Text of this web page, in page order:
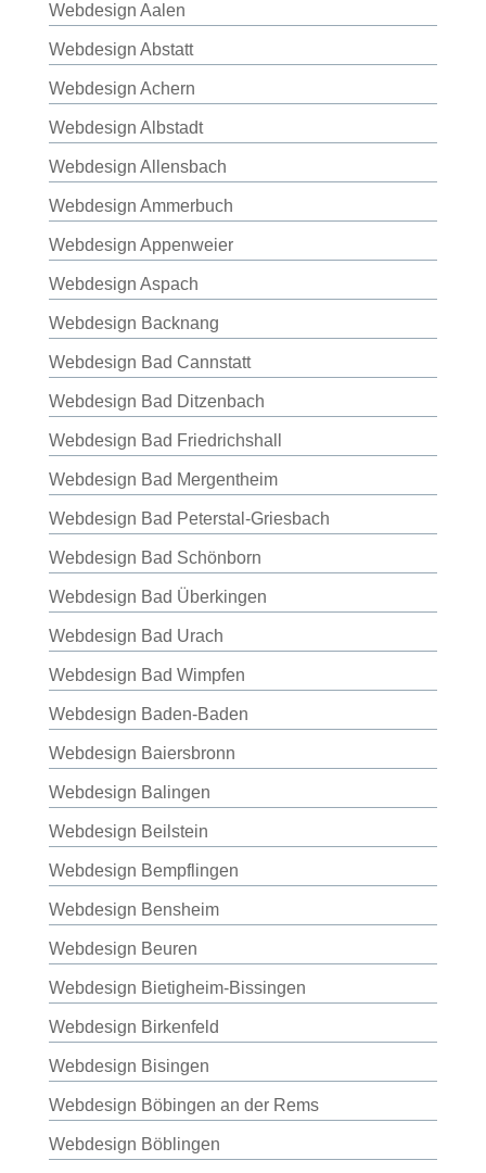
Webdesign Aalen
Webdesign Abstatt
Webdesign Achern
Webdesign Albstadt
Webdesign Allensbach
Webdesign Ammerbuch
Webdesign Appenweier
Webdesign Aspach
Webdesign Backnang
Webdesign Bad Cannstatt
Webdesign Bad Ditzenbach
Webdesign Bad Friedrichshall
Webdesign Bad Mergentheim
Webdesign Bad Peterstal-Griesbach
Webdesign Bad Schönborn
Webdesign Bad Überkingen
Webdesign Bad Urach
Webdesign Bad Wimpfen
Webdesign Baden-Baden
Webdesign Baiersbronn
Webdesign Balingen
Webdesign Beilstein
Webdesign Bempflingen
Webdesign Bensheim
Webdesign Beuren
Webdesign Bietigheim-Bissingen
Webdesign Birkenfeld
Webdesign Bisingen
Webdesign Böbingen an der Rems
Webdesign Böblingen